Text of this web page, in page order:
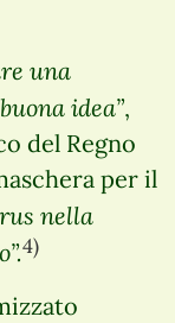
una
idea”,
del Regno
per il
nella
4)